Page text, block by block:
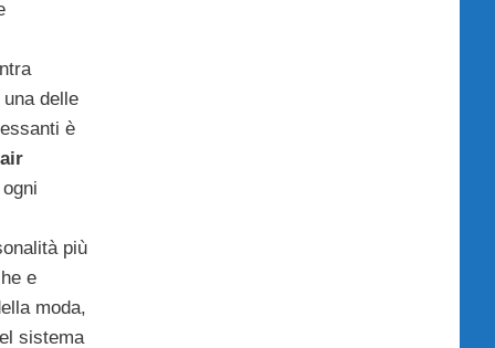
delle
è
più
e
moda,
sistema